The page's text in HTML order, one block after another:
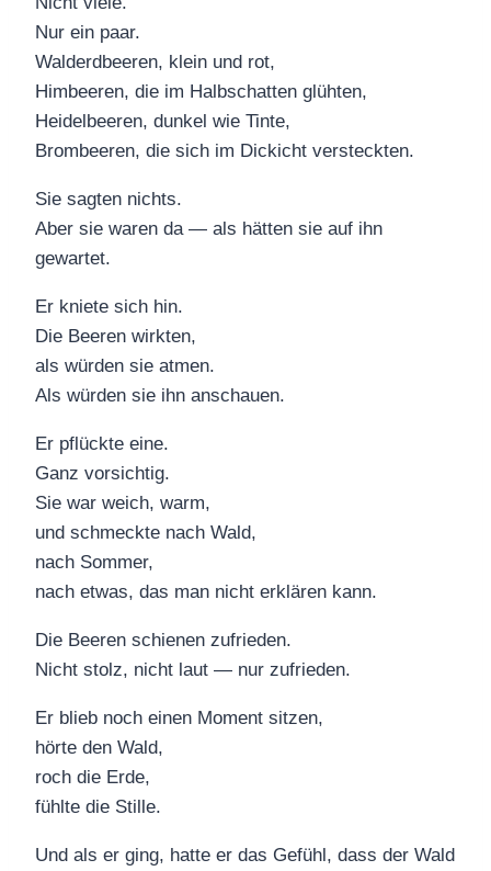
Nur ein paar.
Walderdbeeren, klein und rot,
Himbeeren, die im Halbschatten glühten,
Heidelbeeren, dunkel wie Tinte,
Brombeeren, die sich im Dickicht versteckten.
Sie sagten nichts.
Aber sie waren da — als hätten sie auf ihn
gewartet.
Er kniete sich hin.
Die Beeren wirkten,
als würden sie atmen.
Als würden sie ihn anschauen.
Er pflückte eine.
Ganz vorsichtig.
Sie war weich, warm,
und schmeckte nach Wald,
nach Sommer,
nach etwas, das man nicht erklären kann.
Die Beeren schienen zufrieden.
Nicht stolz, nicht laut — nur zufrieden.
Er blieb noch einen Moment sitzen,
hörte den Wald,
roch die Erde,
fühlte die Stille.
Und als er ging, hatte er das Gefühl, dass der Wald